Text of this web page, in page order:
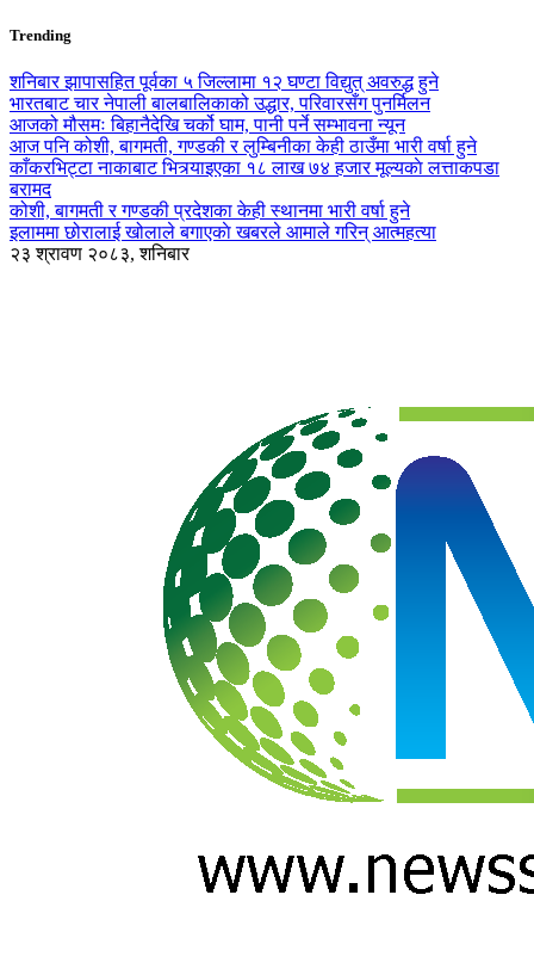
Trending
शनिबार झापासहित पूर्वका ५ जिल्लामा १२ घण्टा विद्युत् अवरुद्ध हुने
भारतबाट चार नेपाली बालबालिकाको उद्धार, परिवारसँग पुनर्मिलन
आजको मौसमः बिहानैदेखि चर्को घाम, पानी पर्ने सम्भावना न्यून
आज पनि कोशी, बागमती, गण्डकी र लुम्बिनीका केही ठाउँमा भारी वर्षा हुने
काँकरभिट्टा नाकाबाट भित्र्याइएका १८ लाख ७४ हजार मूल्यकाे लत्ताकपडा
बरामद
कोशी, बागमती र गण्डकी प्रदेशका केही स्थानमा भारी वर्षा हुने
इलाममा छोरालाई खोलाले बगाएकाे खबरले आमाले गरिन् आत्महत्या
२३ श्रावण २०८३, शनिबार